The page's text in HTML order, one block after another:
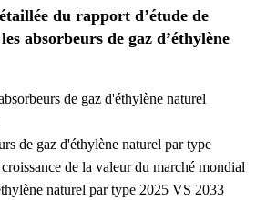
du rapport d’étude de
absorbeurs de gaz d’éthylène
de gaz d'éthylène naturel
de gaz d'éthylène naturel par type
de la valeur du marché mondial
naturel par type 2025 VS 2033